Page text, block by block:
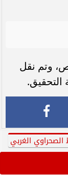
الي مكان الحادث وتبين إصابة 4 أشخاص، وتم نقل
الغربي